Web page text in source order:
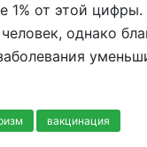
1% от этой
однако
вакцинация